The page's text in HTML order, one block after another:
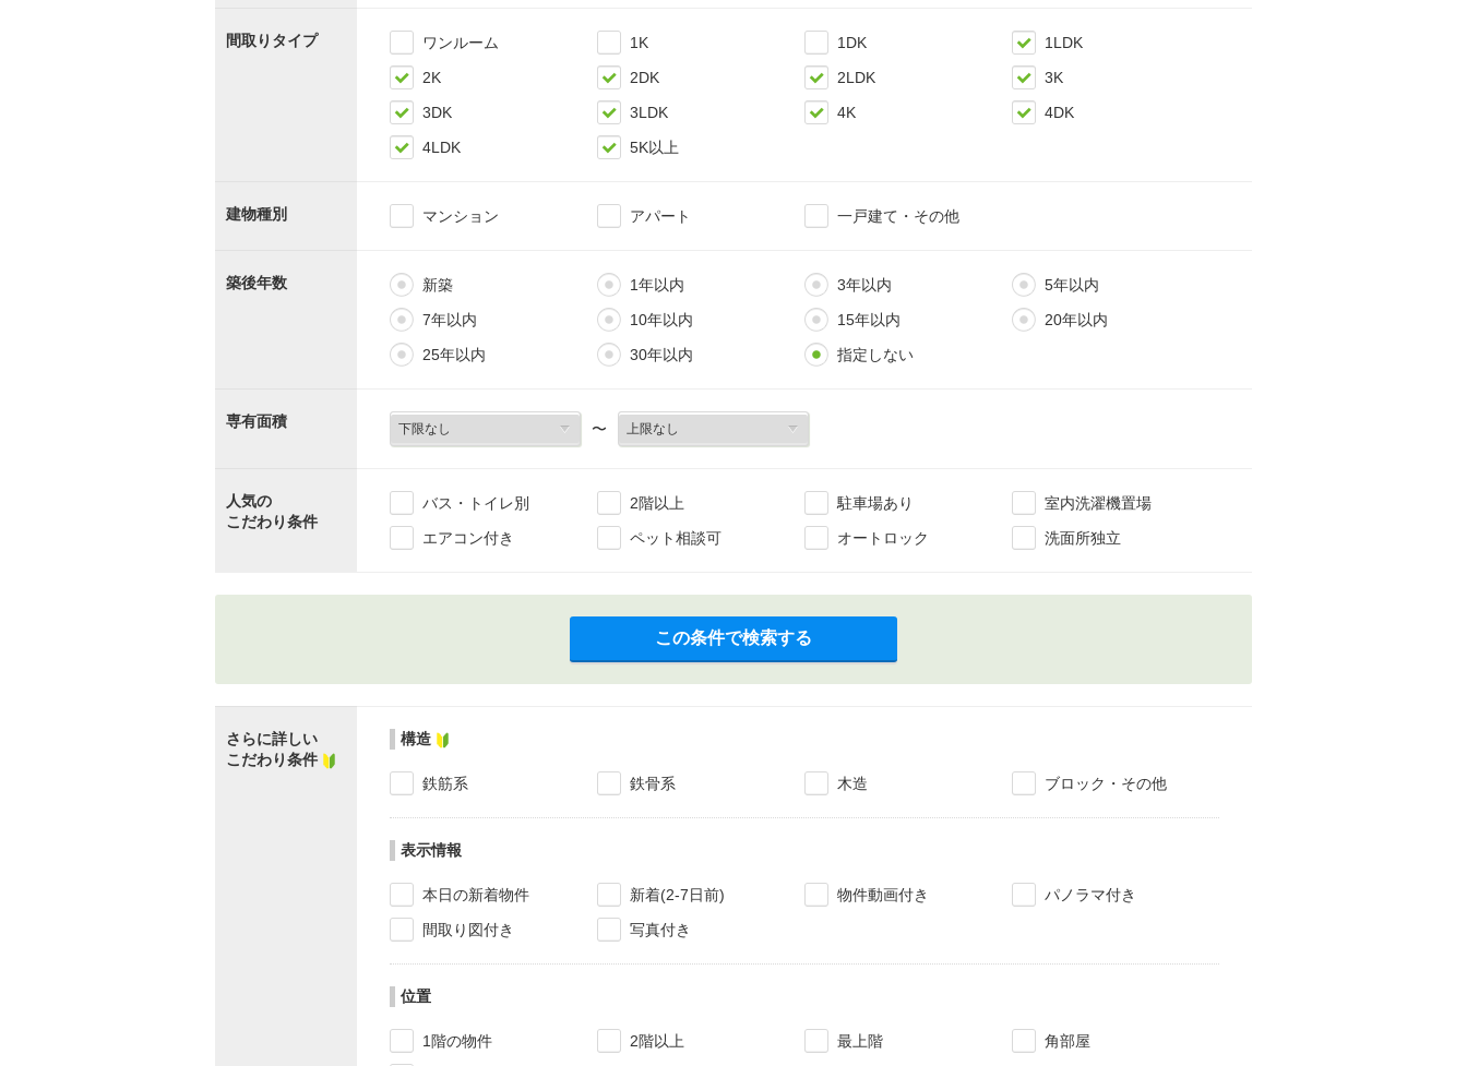
間取りタイプ ワンルーム 1K 1DK
1LDK
2K
2DK 2LDK
3K
3DK
3LDK 4K
4DK
4LDK
5K以上
建物種別 マンション アパート 一戸建て・その他
築後年数 新築 1年以内 3年以内
5年以内
7年以内
10年以内 15年以内
20年以内
25年以内
30年以内 指定しない
専有面積 〜
人気の
こだわり条件
バス・トイレ別 2階以上 駐車場あり
室内洗濯機置場
エアコン付き
ペット相談可 オートロック 洗面所独立
この条件で検索する
さらに詳しい
こだわり条件
構造
鉄筋系 鉄骨系 木造 ブロック・その他
表示情報
本日の新着物件 新着(2-7日前) 物件動画付き
パノラマ付き
間取り図付き
写真付き
位置
1階の物件 2階以上 最上階
角部屋